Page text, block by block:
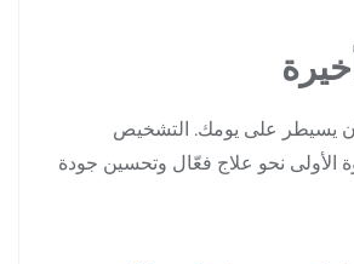
يسيطر على يومك. التشخيص
الأولى نحو علاج فعّال وتحسين جودة